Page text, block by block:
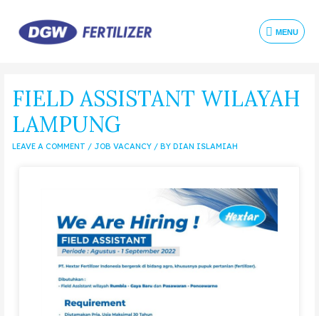
MENU
FIELD ASSISTANT WILAYAH
LAMPUNG
LEAVE A COMMENT / JOB VACANCY/ BY DIAN ISLAMIAH